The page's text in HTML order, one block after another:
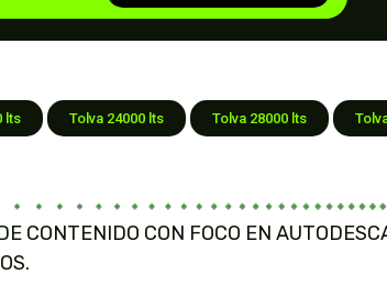
lts Tolva 24000 lts Tolva 28000 lts
CONTENIDO CON FOCO EN